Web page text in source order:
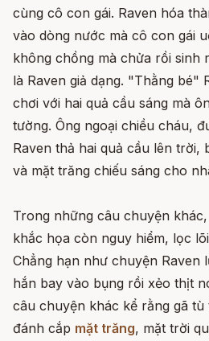
cùng cô con gái. Raven hóa
vào dòng nước mà cô con gái
không chồng mà chửa rồi sinh
là Raven giả dạng. "Thằng bé"
chơi với hai quả cầu sáng mà
tường. Ông ngoại chiều cháu,
Raven thả hai quả cầu lên trời,
và mặt trăng chiếu sáng cho
Trong những câu chuyện
khắc họa còn nguy hiểm, lọc
Chẳng hạn như chuyện Raven
hắn bay vào bụng rồi xẻo thịt
câu chuyện khác kể rằng gã
đánh cắp mặt trăng, mặt trời